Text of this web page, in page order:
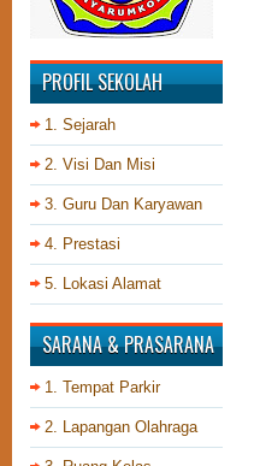
PROFIL SEKOLAH
1. Sejarah
2. Visi Dan Misi
3. Guru Dan Karyawan
4. Prestasi
5. Lokasi Alamat
SARANA & PRASARANA
1. Tempat Parkir
2. Lapangan Olahraga